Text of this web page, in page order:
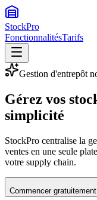
StockPro
FonctionnalitésTarifs
Gestion d'entrepôt
Gérez vos
simplicité
StockPro centralise la
ventes en une seule
votre supply chain.
Commencer gratuitement